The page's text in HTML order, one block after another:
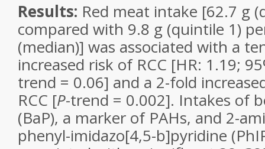
Results: Red meat intake [62.7 g
compared with 9.8 g (quintile 1)
(median)] was associated with a
increased risk of RCC [HR: 1.19;
trend = 0.06] and a 2-fold
RCC [P-trend = 0.002]. Intakes of
(BaP), a marker of PAHs, and 2-
phenyl-imidazo[4,5-b]pyridine